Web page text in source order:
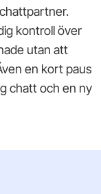
kontroll över
utan att
en kort paus
chatt och en ny